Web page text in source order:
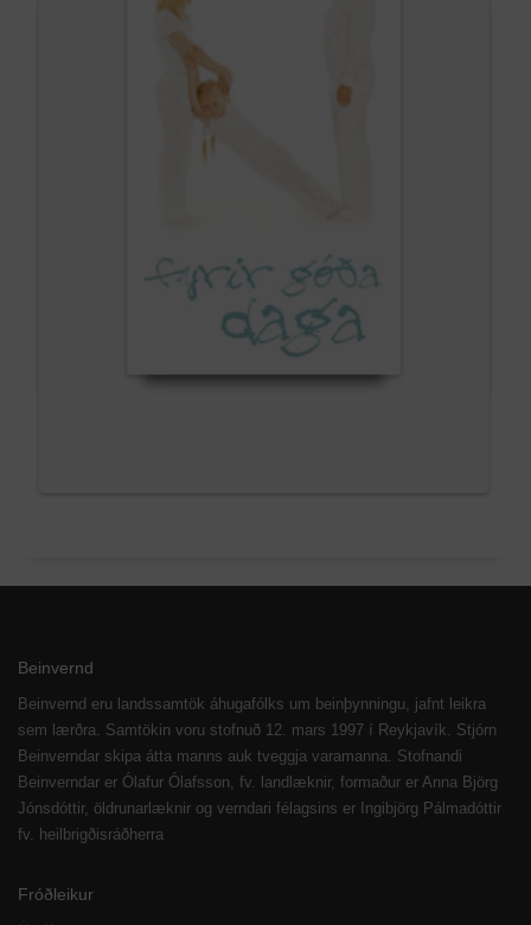
Beinvernd
Beinvernd eru landssamtök áhugafólks um beinþynningu, jafnt leikra
sem lærðra. Samtökin voru stofnuð 12. mars 1997 í Reykjavík. Stjórn
Beinverndar skipa átta manns auk tveggja varamanna. Stofnandi
Beinverndar er Ólafur Ólafsson, fv. landlæknir, formaður er Anna Björg
Jónsdóttir, öldrunarlæknir og verndari félagsins er Ingibjörg Pálmadóttir
fv. heilbrigðisráðherra
Fróðleikur